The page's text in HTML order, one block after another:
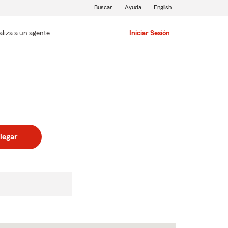
a un agente Iniciar Sesión
Buscar Ayuda English